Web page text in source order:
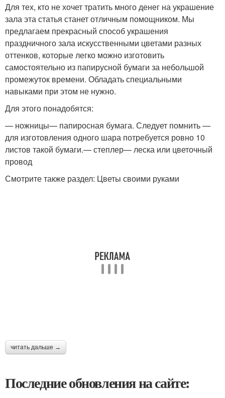
Для тех, кто не хочет тратить много денег на украшение
зала эта статья станет отличным помощником. Мы
предлагаем прекрасный способ украшения
праздничного зала искусственными цветами разных
оттенков, которые легко можно изготовить
самостоятельно из папирусной бумаги за небольшой
промежуток времени. Обладать специальными
навыками при этом не нужно.
Для этого понадобятся:
— ножницы— папиросная бумага. Следует помнить —
для изготовления одного шара потребуется ровно 10
листов такой бумаги.— степлер— леска или цветочный
провод
Смотрите также раздел: Цветы своими руками
читать дальше →
Последние обновления на сайте: